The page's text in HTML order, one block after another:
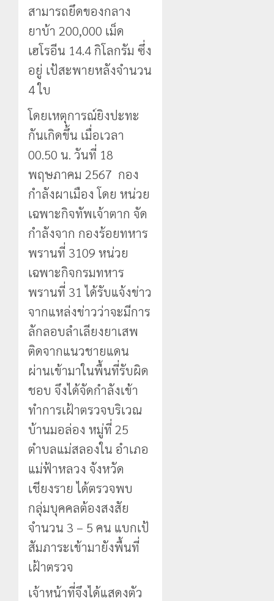
สามารถยึดของกลาง
ยาบ้า 200,000 เม็ด
เฮโรอีน 14.4 กิโลกรัม ซึ่ง
อยู่ เป้สะพายหลังจำนวน
4 ใบ
โดยเหตุการณ์ยิงปะทะ
กันเกิดขึ้น เมื่อเวลา
00.50 น. วันที่ 18
พฤษภาคม 2567 กอง
กำลังผาเมือง โดย หน่วย
เฉพาะกิจทัพเจ้าตาก จัด
กำลังจาก กองร้อยทหาร
พรานที่ 3109 หน่วย
เฉพาะกิจกรมทหาร
พรานที่ 31 ได้รับแจ้งข่าว
จากแหล่งข่าวว่าจะมีการ
ลักลอบลำเลียงยาเสพ
ติดจากแนวชายแดน
ผ่านเข้ามาในพื้นที่รับผิด
ชอบ จึงได้จัดกำลังเข้า
ทำการเฝ้าตรวจบริเวณ
บ้านมอล่อง หมู่ที่ 25
ตำบลแม่สลองใน อำเภอ
แม่ฟ้าหลวง จังหวัด
เชียงราย ได้ตรวจพบ
กลุ่มบุคคลต้องสงสัย
จำนวน 3 – 5 คน แบกเป้
สัมภาระเข้ามายังพื้นที่
เฝ้าตรวจ
เจ้าหน้าที่จึงได้แสดงตัว